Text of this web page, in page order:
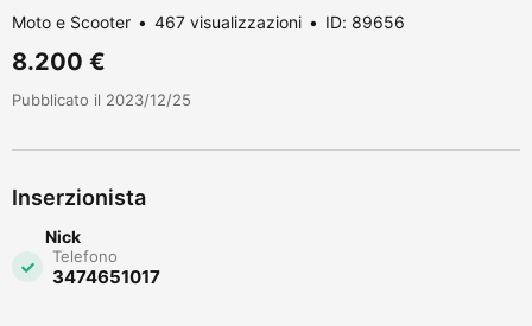
Moto e Scooter 467 visualizzazioni ID: 89656
8.200 €
Pubblicato il 2023/12/25
Inserzionista
Nick
Telefono
3474651017